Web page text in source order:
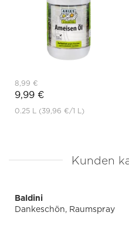
8,99 €
9,99 €
0.25 L (39,96 €/1 L)
Kunden
Baldini
Dankeschön, Raumspray